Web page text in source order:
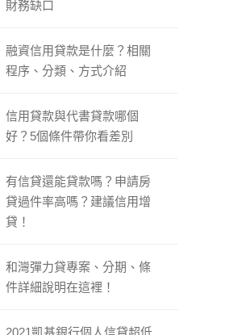
財務缺口
融資信用貸款是什麼？相關
程序、分類、方式介紹
信用貸款與代書貸款哪個
好？5個條件帶你看差別
有信貸還能貸款嗎？申請房
貸過件率高嗎？建議信用增
貸！
和灣彈力貸專案、分期、條
件詳細說明在這裡！
2021凱基銀行個人信貸超低